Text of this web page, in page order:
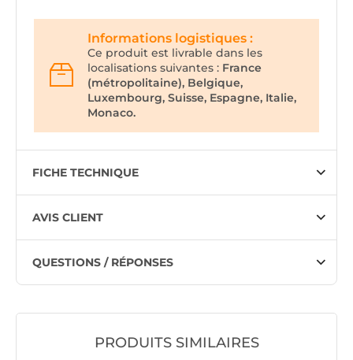
Informations logistiques :
Ce produit est livrable dans les
localisations suivantes : France
(métropolitaine), Belgique,
Luxembourg, Suisse, Espagne, Italie,
Monaco.
FICHE TECHNIQUE
AVIS CLIENT
QUESTIONS / RÉPONSES
PRODUITS SIMILAIRES